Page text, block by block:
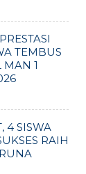
TEMBUS
MAN 1
4 SISWA
RAIH